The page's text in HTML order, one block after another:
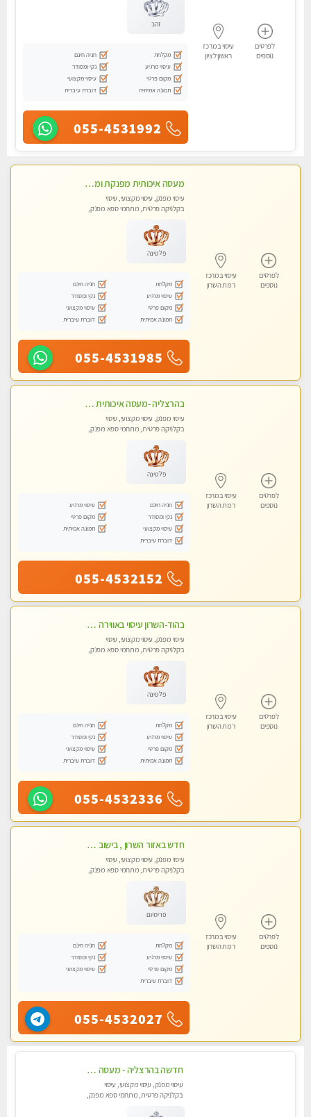
לפרטים
נוספים
עיסוי במרכז
ראשון לציון
זהב
מקלחת
חניה חינם
עיסוי מרגיע
נקי ומסודר
מקום פרטי
עיסוי מקצועי
תמונה אמיתית
דוברת עיברית
055-4531992
לפרטים
נוספים
עיסוי במרכז
רמת השרון
מעסה איכותית מפנקת ומקצועית לעיסוי חלומי ..... בהוד השרון
עיסוי מפנק, עיסוי מקצועי, עיסוי
בקלניקה פרטית, מתחמי ספא מפנק,
פלטינה
מקלחת
חניה חינם
עיסוי מרגיע
נקי ומסודר
מקום פרטי
עיסוי מקצועי
תמונה אמיתית
דוברת עיברית
055-4531985
לפרטים
נוספים
עיסוי במרכז
רמת השרון
בהרצליה -מעסה איכותית מקצועית ומפנקת. פרטי לחלוטין !טל-053-6214433
עיסוי מפנק, עיסוי מקצועי, עיסוי
בקלניקה פרטית, מתחמי ספא מפנק,
פלטינה
חניה חינם
עיסוי מרגיע
נקי ומסודר
מקום פרטי
עיסוי מקצועי
תמונה אמיתית
דוברת עיברית
055-4532152
לפרטים
נוספים
עיסוי במרכז
רמת השרון
בהוד-השרון עיסוי באווירה ביתית רגועה
עיסוי מפנק, עיסוי מקצועי, עיסוי
בקלניקה פרטית, מתחמי ספא מפנק,
פלטינה
מקלחת
חניה חינם
עיסוי מרגיע
נקי ומסודר
מקום פרטי
עיסוי מקצועי
תמונה אמיתית
דוברת עיברית
055-4532336
לפרטים
נוספים
עיסוי במרכז
רמת השרון
חדש באזור השרון , בישוב ניצני עוז ! נבחרת מטפלות ומטפלים
עיסוי מפנק, עיסוי מקצועי, עיסוי
בקלניקה פרטית, מתחמי ספא מפנק,
פרימיום
מקלחת
חניה חינם
עיסוי מרגיע
נקי ומסודר
מקום פרטי
עיסוי מקצועי
דוברת עיברית
055-4532027
חדשה בהרצליה - מעסה מקצועית ואיכותית פרטי!!!
עיסוי מפנק, עיסוי מקצועי, עיסוי
בקלניקה פרטית, מתחמי ספא מפנק,